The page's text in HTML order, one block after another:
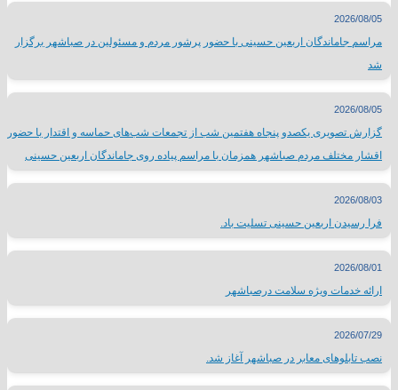
2026/08/05
مراسم جاماندگان اربعین حسینی با حضور پرشور مردم و مسئولین در صباشهر برگزار
شد
2026/08/05
گزارش تصویری یکصدو پنجاه هفتمین شب از تجمعات شب‌های حماسه و اقتدار با حضور
اقشار مختلف مردم صباشهر همزمان با مراسم پیاده روی جاماندگان اربعین حسینی
2026/08/03
فرا رسیدن اربعین حسینی تسلیت باد.
2026/08/01
ارائه خدمات ویژه سلامت درصباشهر
2026/07/29
نصب تابلوهای معابر در صباشهر آغاز شد.